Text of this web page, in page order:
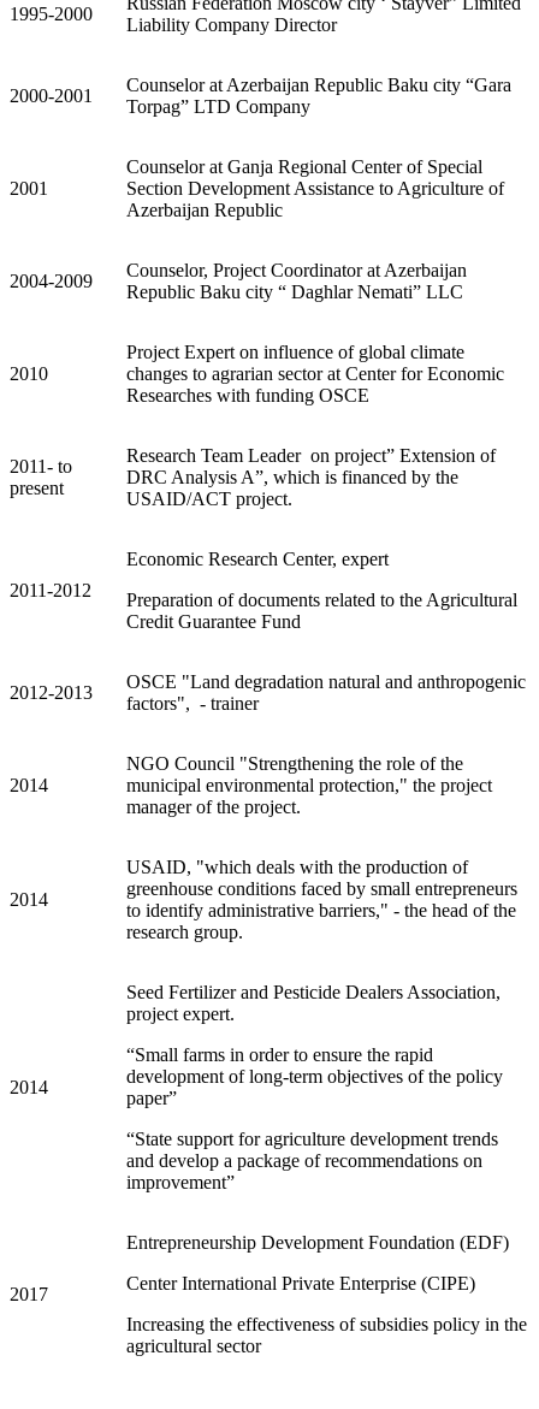
1995-2000
Liability Company Director
2000-2001
Counselor at Azerbaijan Republic Baku city “Gara
Torpag” LTD Company
2001
Counselor at Ganja Regional Center of Special
Section Development Assistance to Agriculture of
Azerbaijan Republic
2004-2009
Counselor, Project Coordinator at Azerbaijan
Republic Baku city “ Daghlar Nemati” LLC
2010
Project Expert on influence of global climate
changes to agrarian sector at Center for Economic
Researches with funding OSCE
2011- to
present
Research Team Leader on project” Extension of
DRC Analysis A”, which is financed by the
USAID/ACT project.
2011-2012
Economic Research Center, expert
Preparation of documents related to the Agricultural
Credit Guarantee Fund
2012-2013
OSCE "Land degradation natural and anthropogenic
factors", - trainer
2014
NGO Council "Strengthening the role of the
municipal environmental protection," the project
manager of the project.
2014
USAID, "which deals with the production of
greenhouse conditions faced by small entrepreneurs
to identify administrative barriers," - the head of the
research group.
2014
Seed Fertilizer and Pesticide Dealers Association,
project expert.
“Small farms in order to ensure the rapid
development of long-term objectives of the policy
paper”
“State support for agriculture development trends
and develop a package of recommendations on
improvement”
2017
Entrepreneurship Development Foundation (EDF)
Center International Private Enterprise (CIPE)
Increasing the effectiveness of subsidies policy in the
agricultural sector